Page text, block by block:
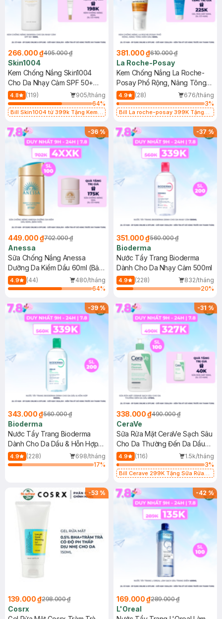
266.000 ₫495.000 ₫
Skin1004
Kem Chống Nắng Skin1004
Cho Da Nhạy Cảm SPF 50+
50ml
4.8 (119)
905/tháng
64%
Bill Skin1004 từ 399k Tặng Kem
SPF 50+ 20ml (SL Có Hạn)
381.000 ₫610.000 ₫
La Roche-Posay
Kem Chống Nắng La Roche-
Posay Phổ Rộng, Nâng Tông
Kiềm Dầu 50ml
4.9 (28)
676/tháng
3%
Bill La roche-posay 399K Tặng
(SL có hạn)
-36%
449.000 ₫702.000 ₫
Anessa
Sữa Chống Nắng Anessa
Dưỡng Da Kiềm Dầu 60ml (Bản
Mới)
4.9 (44)
480/tháng
64%
-37%
351.000 ₫560.000 ₫
Bioderma
Nước Tẩy Trang Bioderma
Dành Cho Da Nhạy Cảm 500ml
4.9 (228)
832/tháng
20%
-39%
343.000 ₫560.000 ₫
Bioderma
Nước Tẩy Trang Bioderma
Dành Cho Da Dầu & Hỗn Hợp
500ml
4.9 (228)
698/tháng
17%
-31%
338.000 ₫490.000 ₫
CeraVe
Sữa Rửa Mặt CeraVe Sạch Sâu
Cho Da Thường Đến Da Dầu
473ml
4.9 (116)
1.5k/tháng
3%
Bill Cerave 299K Tặng Sữa Rửa
-53 %
139.000 ₫298.000 ₫
Cosrx
-42%
169.000 ₫289.000 ₫
L'Oreal